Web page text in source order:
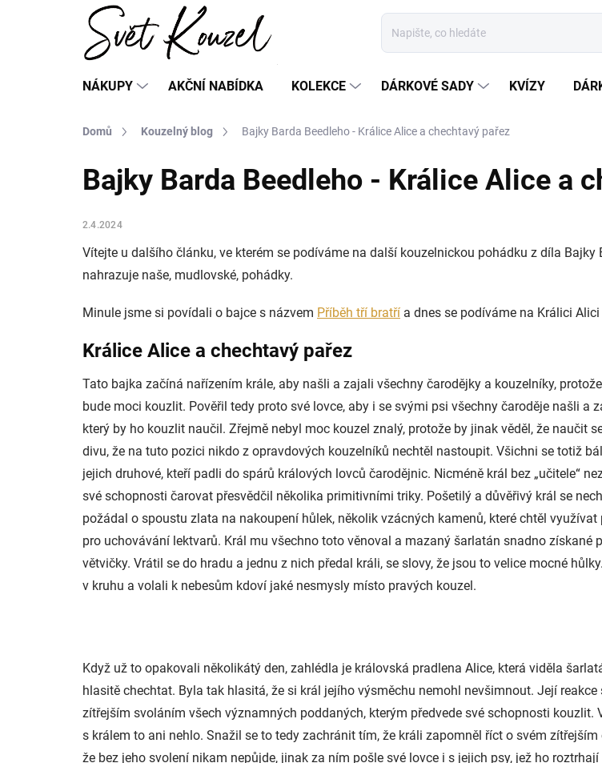
NÁKUPY AKČNÍ NABÍDKA KOLEKCE DÁRKOVÉ SADY KVÍZY
Domů Kouzelný blog Bajky Barda Beedleho - Králice Alice a chechtavý pařez
Bajky Barda Beedleho - Králice Alice a
2.4.2024
Vítejte u dalšího článku, ve kterém se podíváme na další kouzelnickou pohádku z díla
nahrazuje naše, mudlovské, pohádky.
Minule jsme si povídali o bajce s názvem Příběh tří bratří a dnes se podíváme na Králici
Králice Alice a chechtavý pařez
Tato bajka začíná nařízením krále, aby našli a zajali všechny čarodějky a kouzelníky,
bude moci kouzlit. Pověřil tedy proto své lovce, aby i se svými psi všechny čaroděje našli a
který by ho kouzlit naučil. Zřejmě nebyl moc kouzel znalý, protože by jinak věděl, že naučit
divu, že na tuto pozici nikdo z opravdových kouzelníků nechtěl nastoupit. Všichni se totiž
jejich druhové, kteří padli do spárů králových lovců čarodějnic. Nicméně král bez „učitele“
své schopnosti čarovat přesvědčil několika primitivními triky. Pošetilý a důvěřivý král se
požádal o spoustu zlata na nakoupení hůlek, několik vzácných kamenů, které chtěl
pro uchovávání lektvarů. Král mu všechno toto věnoval a mazaný šarlatán snadno
větvičky. Vrátil se do hradu a jednu z nich předal králi, se slovy, že jsou to velice mocné
v kruhu a volali k nebesům kdoví jaké nesmysly místo pravých kouzel.
Když už to opakovali několikátý den, zahlédla je královská pradlena Alice, která viděla
hlasitě chechtat. Byla tak hlasitá, že si král jejího výsměchu nemohl nevšimnout. Její
zítřejším svoláním všech významných poddaných, kterým předvede své schopnosti
s králem to ani nehlo. Snažil se to tedy zachránit tím, že králi zapomněl říct o svém
že bez jeho svolení nikam nepůjde, jinak za ním pošle své lovce i s jejich psy, jež ho